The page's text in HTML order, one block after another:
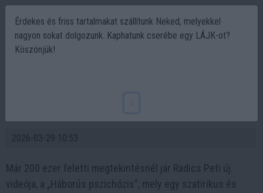
2026-03-29 10:53
Már 200 ezer feletti megtekintésnél jár Radics Peti új
videója, a „Háborús pszichózis”, mely egy szatirikus és
Érdekes és friss tartalmakat szállítunk Neked, melyekkel
nagyon sokat dolgozunk. Kaphatunk cserébe egy LÁJK-ot?
Köszönjük!